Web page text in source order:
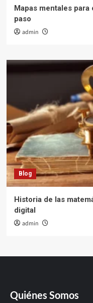
Mapas mentales
paso
admin
Blog
Historia de las
digital
admin
Quiénes Somos